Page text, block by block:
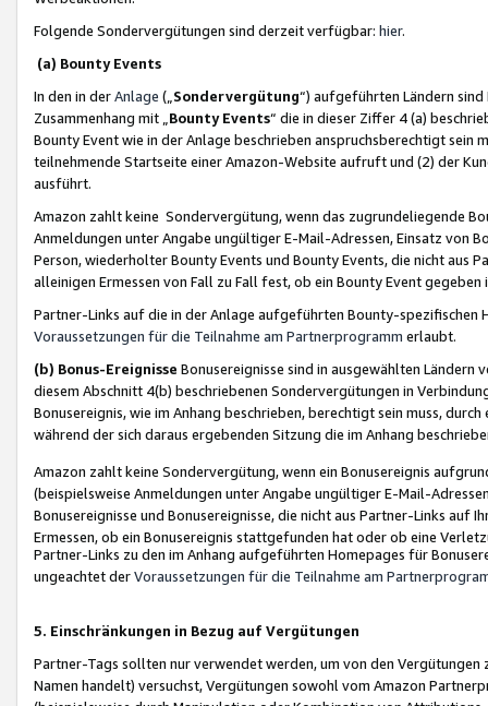
Folgende Sondervergütungen sind derzeit verfügbar: hier.
(a) Bounty Events
In den in derAnlage („ Sondervergütung“) aufgeführten Ländern
Zusammenhang mit „ Bounty Events“ die in dieser Ziffer 4 (a)
Bounty Event wie in der Anlage beschrieben anspruchsberechtigt sein
teilnehmende Startseite einer Amazon-Website aufruft und (2) der
ausführt.
Amazon zahlt keine Sondervergütung, wenn das zugrundeliegende
Anmeldungen unter Angabe ungültiger E-Mail-Adressen, Einsatz von
Person, wiederholter Bounty Events und Bounty Events, die nicht
alleinigen Ermessen von Fall zu Fall fest, ob ein Bounty Event
Partner-Links auf die in der Anlage aufgeführten Bounty-spezifischen
Voraussetzungen für die Teilnahme am Partnerprogramm erlaubt.
(b) Bonus-Ereignisse Bonusereignisse sind in ausgewählten Ländern
diesem Abschnitt 4(b) beschriebenen Sondervergütungen in
Bonusereignis, wie im Anhang beschrieben, berechtigt sein muss,
während der sich daraus ergebenden Sitzung die im Anhang
Amazon zahlt keine Sondervergütung, wenn ein Bonusereignis
(beispielsweise Anmeldungen unter Angabe ungültiger E-Mail-
Bonusereignisse und Bonusereignisse, die nicht aus Partner-Links auf
Ermessen, ob ein Bonusereignis stattgefunden hat oder ob eine
Partner-Links zu den im Anhang aufgeführten Homepages für
ungeachtet derVoraussetzungen für die Teilnahme am
5. Einschränkungen in Bezug auf Vergütungen
Partner-Tags sollten nur verwendet werden, um von den
Namen handelt) versuchst, Vergütungen sowohl vom Amazon